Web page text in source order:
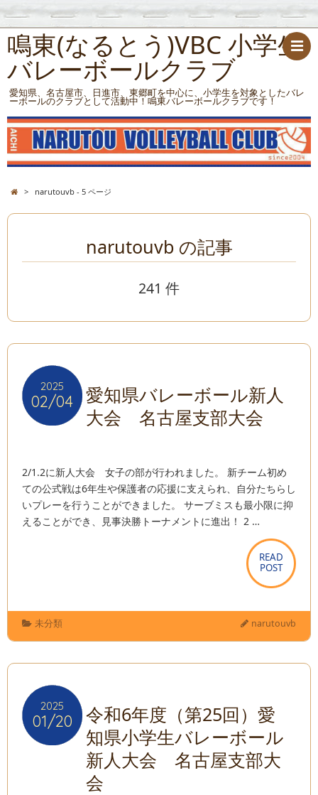
鳴東(なるとう)VBC 小学生
バレーボールクラブ
愛知県、名古屋市、日進市、東郷町を中心に、小学生を対象としたバレ
ーボールのクラブとして活動中！鳴東バレーボールクラブです！
> narutouvb - 5 ページ
narutouvb の記事
241 件
2025
02/04
2025
02/04
愛知県バレーボール新人
大会 名古屋支部大会
2/1.2に新人大会 女子の部が行われました。 新チーム初め
ての公式戦は6年生や保護者の応援に支えられ、自分たちらし
いプレーを行うことができました。 サーブミスも最小限に抑
えることができ、見事決勝トーナメントに進出！ 2 …
READ
POST
READ
POST
未分類 narutouvb
2025
01/20
2025
01/20
令和6年度（第25回）愛
知県小学生バレーボール
新人大会 名古屋支部大
会